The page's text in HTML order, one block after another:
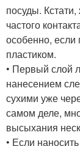
посуды.
частого
особенно,
пластиком.
• Первый слой
нанесением
сухими уже
самом деле,
высыхания
• Если